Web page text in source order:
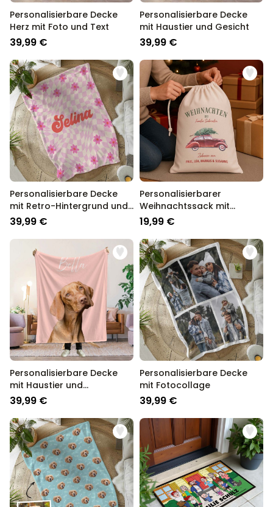
Personalisierbare Decke
Herz mit Foto und Text
39,99 €
Personalisierbare Decke
mit Haustier und Gesicht
39,99 €
Personalisierbare Decke
mit Retro-Hintergrund und
Name
39,99 €
Personalisierbarer
Weihnachtssack mit
Illustration
19,99 €
Personalisierbare Decke
mit Haustier und
Hintergrund
39,99 €
Personalisierbare Decke
mit Fotocollage
39,99 €